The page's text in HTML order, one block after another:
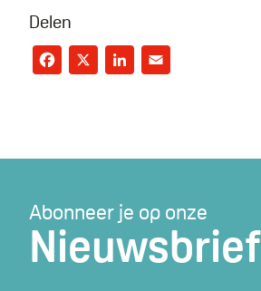
Delen
Facebook
X LinkedIn
Abonneer je op onze
Nieuwsbrief